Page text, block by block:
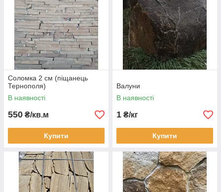
Соломка 2 см (піщанець
Тернополя)
В наявності
550 ₴/кв.м
Купити
Валуни
В наявності
1 ₴/кг
Купити